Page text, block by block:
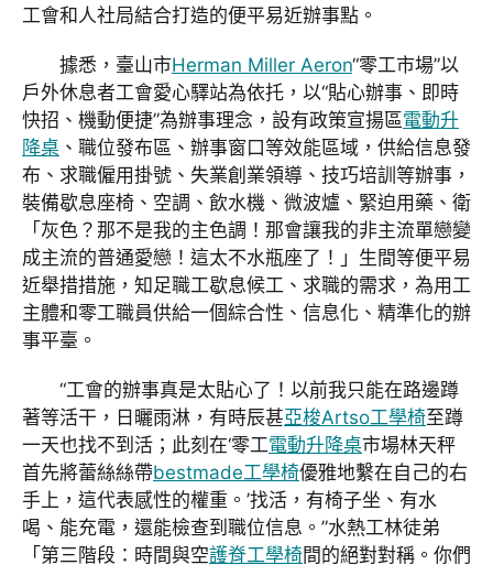
工會和人社局結合打造的便平易近辦事點。
據悉，臺山市Herman Miller Aeron“零工市場”以
戶外休息者工會愛心驛站為依托，以“貼心辦事、即時
快招、機動便捷”為辦事理念，設有政策宣揚區電動升
降桌 、職位發布區、辦事窗口等效能區域，供給信息發
布、求職僱用掛號、失業創業領導、技巧培訓等辦事，
裝備歇息座椅、空調、飲水機、微波爐、緊迫用藥、衛
「灰色？那不是我的主色調！那會讓我的非主流單戀變
成主流的普通愛戀！這太不水瓶座了！」生間等便平易
近舉措措施，知足職工歇息候工、求職的需求，為用工
主體和零工職員供給一個綜合性、信息化、精準化的辦
事平臺。
“工會的辦事真是太貼心了！以前我只能在路邊蹲
著等活干，日曬雨淋，有時辰甚亞梭Artso工學椅至蹲
一天也找不到活；此刻在‘零工電動升降桌市場林天秤
首先將蕾絲絲帶bestmade工學椅優雅地繫在自己的右
手上，這代表感性的權重。’找活，有椅子坐、有水
喝、能充電，還能檢查到職位信息。”水熱工林徒弟
「第三階段：時間與空護脊工學椅間的絕對對稱。你們